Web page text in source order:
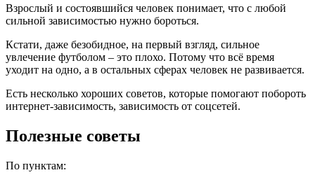
Взрослый и состоявшийся человек понимает, что с любой
сильной зависимостью нужно бороться.
Кстати, даже безобидное, на первый взгляд, сильное
увлечение футболом – это плохо. Потому что всё время
уходит на одно, а в остальных сферах человек не развивается.
Есть несколько хороших советов, которые помогают побороть
интернет-зависимость, зависимость от соцсетей.
Полезные советы
По пунктам: